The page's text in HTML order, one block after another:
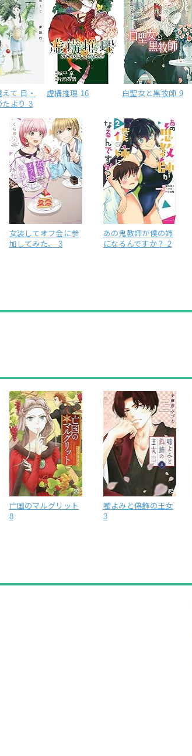
て 日・
たより 3
虚構推理 16 白聖女と黒牧師 9
女装してオフ会に参
加してみた。 3
あの鬼教師が僕の姉
になるんですか？ 2
亡国のマルグリット
8
嘘よみと偽飾の王女
3